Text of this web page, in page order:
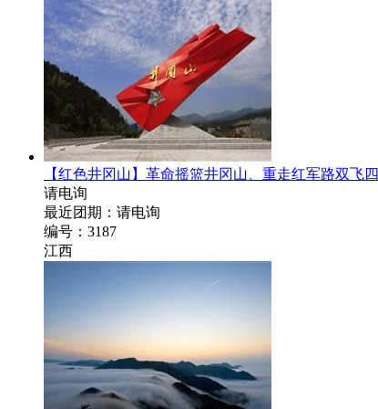
【红色井冈山】革命摇篮井冈山、重走红军路双飞
请电询
最近团期：请电询
编号：3187
江西